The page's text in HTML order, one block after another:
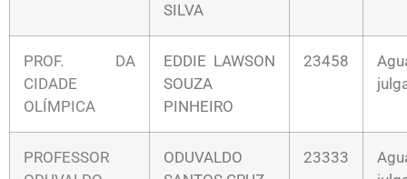
SILVA
PROF. DA
CIDADE
OLÍMPICA
EDDIE LAWSON
SOUZA
PINHEIRO
23458
PROFESSOR
ODUVALDO
23333